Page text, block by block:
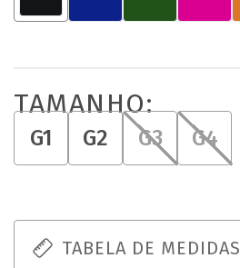
TAMANHO:
G1 G2 G3 G4
TABELA DE MEDIDAS